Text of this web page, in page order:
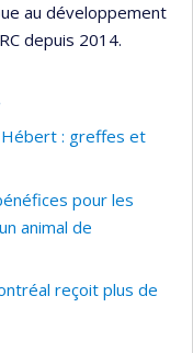
au développement
depuis 2014.
Hébert : greffes et
pour les
animal de
reçoit plus de